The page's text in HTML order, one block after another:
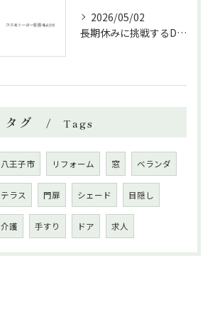
2026/05/02
長期休みに挑戦するDIYリフォームの極意
タグ Tags
八王子市 リフォーム 窓 ベランダ
テラス 門扉 シェード 目隠し
介護 手すり ドア 求人